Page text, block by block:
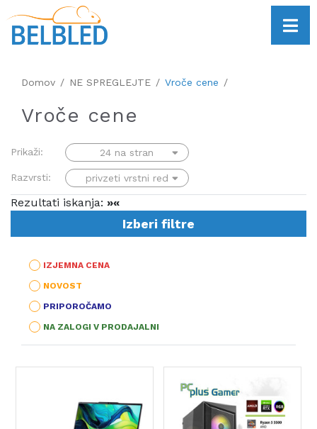
Domov NE SPREGLEJTE Vroče cene
Vroče cene
Prikaži:
Razvrsti:
Rezultati iskanja: »«
Izberi filtre
IZJEMNA CENA
NOVOST
PRIPOROČAMO
NA ZALOGI V PRODAJALNI